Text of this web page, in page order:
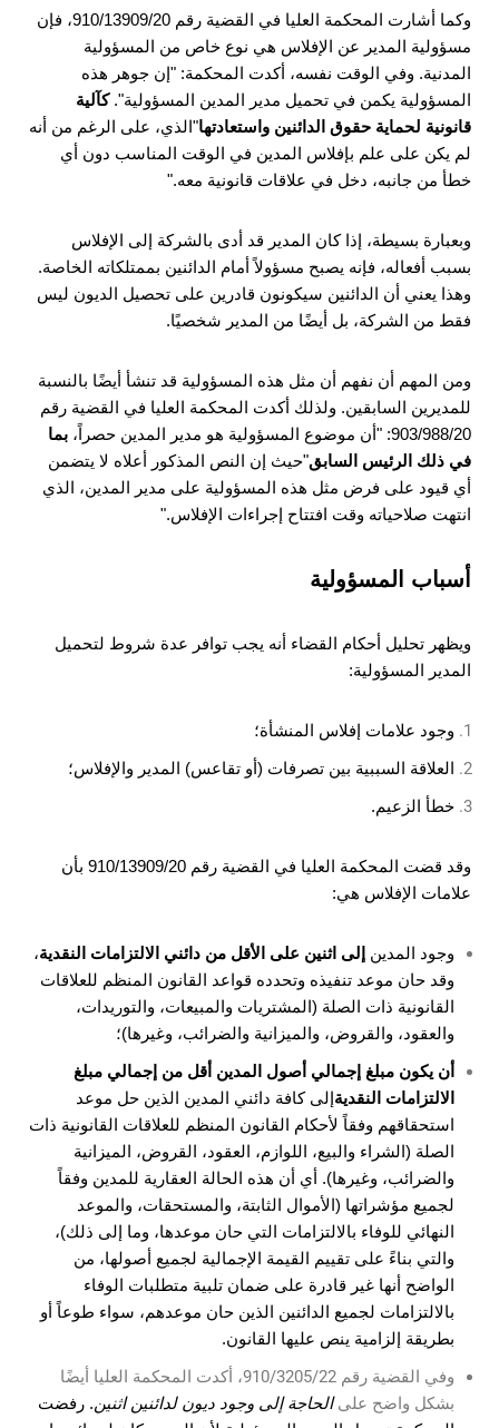
وكما أشارت المحكمة العليا في القضية رقم 910/13909/20، فإن
مسؤولية المدير عن الإفلاس هي نوع خاص من المسؤولية
المدنية. وفي الوقت نفسه، أكدت المحكمة: "إن جوهر هذه
المسؤولية يكمن في تحميل مدير المدين المسؤولية".كآلية
قانونية لحماية حقوق الدائنين واستعادتها"الذي، على الرغم من أنه
لم يكن على علم بإفلاس المدين في الوقت المناسب دون أي
خطأ من جانبه، دخل في علاقات قانونية معه."
وبعبارة بسيطة، إذا كان المدير قد أدى بالشركة إلى الإفلاس
بسبب أفعاله، فإنه يصبح مسؤولاً أمام الدائنين بممتلكاته الخاصة.
وهذا يعني أن الدائنين سيكونون قادرين على تحصيل الديون ليس
فقط من الشركة، بل أيضًا من المدير شخصيًا.
ومن المهم أن نفهم أن مثل هذه المسؤولية قد تنشأ أيضًا بالنسبة
للمديرين السابقين. ولذلك أكدت المحكمة العليا في القضية رقم
903/988/20: "أن موضوع المسؤولية هو مدير المدين حصراً،
بما
في ذلك الرئيس السابق"حيث إن النص المذكور أعلاه لا يتضمن
أي قيود على فرض مثل هذه المسؤولية على مدير المدين، الذي
انتهت صلاحياته وقت افتتاح إجراءات الإفلاس."
أسباب المسؤولية
ويظهر تحليل أحكام القضاء أنه يجب توافر عدة شروط لتحميل
المدير المسؤولية:
وجود علامات إفلاس المنشأة؛
العلاقة السببية بين تصرفات (أو تقاعس) المدير والإفلاس؛
خطأ الزعيم.
وقد قضت المحكمة العليا في القضية رقم 910/13909/20 بأن
علامات الإفلاس هي:
وجود المدين إلى اثنين على الأقل من دائني الالتزامات النقدية،
وقد حان موعد تنفيذه وتحدده قواعد القانون المنظم للعلاقات
القانونية ذات الصلة (المشتريات والمبيعات، والتوريدات،
والعقود، والقروض، والميزانية والضرائب، وغيرها)؛
أن يكون مبلغ إجمالي أصول المدين أقل من إجمالي مبلغ
الالتزامات النقديةإلى كافة دائني المدين الذين حل موعد
استحقاقهم وفقاً لأحكام القانون المنظم للعلاقات القانونية ذات
الصلة (الشراء والبيع، اللوازم، العقود، القروض، الميزانية
والضرائب، وغيرها). أي أن هذه الحالة العقارية للمدين وفقاً
لجميع مؤشراتها (الأموال الثابتة، والمستحقات، والموعد
النهائي للوفاء بالالتزامات التي حان موعدها، وما إلى ذلك)،
والتي بناءً على تقييم القيمة الإجمالية لجميع أصولها، من
الواضح أنها غير قادرة على ضمان تلبية متطلبات الوفاء
بالالتزامات لجميع الدائنين الذين حان موعدهم، سواء طوعاً أو
بطريقة إلزامية ينص عليها القانون.
وفي القضية رقم 910/3205/22، أكدت المحكمة العليا أيضًا
بشكل واضح علىالحاجة إلى وجود ديون لدائنين اثنين. رفضت